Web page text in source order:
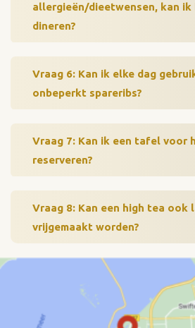
allergieën/dieetwensen, kan ik
dineren?
Vraag 6: Kan ik elke dag
onbeperkt spareribs?
Vraag 7: Kan ik een tafel voor het buitenterras
reserveren?
Vraag 8: Kan een high tea ook
vrijgemaakt worden?